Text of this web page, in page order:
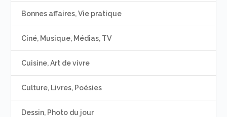
Bonnes affaires, Vie pratique
Ciné, Musique, Médias, TV
Cuisine, Art de vivre
Culture, Livres, Poésies
Dessin, Photo du jour